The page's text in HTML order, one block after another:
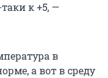
к +5, —
в
а вот в среду